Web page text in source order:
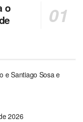
o
e Santiago Sosa e
2026